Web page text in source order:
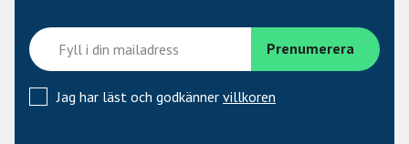
Jag har läst och godkänner villkoren